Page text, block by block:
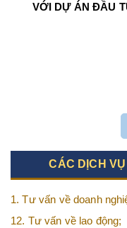
VỚI DỰ ÁN ĐẦU
CÁC DỊCH
1. Tư vấn về doanh
quan tới doanh nghiệp;
12. Tư vấn về lao động;